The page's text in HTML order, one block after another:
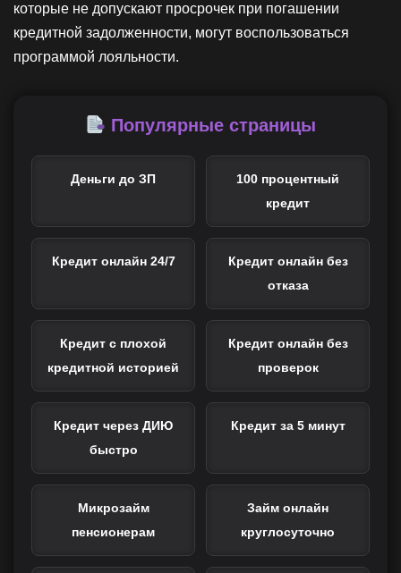
которые не допускают просрочек при погашении
кредитной задолженности, могут воспользоваться
программой лояльности.
Популярные страницы
Деньги до ЗП
100 процентный
кредит
Кредит онлайн 24/7
Кредит онлайн без
отказа
Кредит с плохой
кредитной историей
Кредит онлайн без
проверок
Кредит через ДИЮ
быстро
Кредит за 5 минут
Микрозайм
пенсионерам
Займ онлайн
круглосуточно